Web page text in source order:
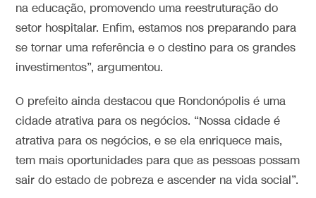
na educação, promovendo uma reestruturação do
setor hospitalar. Enfim, estamos nos preparando para
se tornar uma referência e o destino para os grandes
investimentos”, argumentou.
O prefeito ainda destacou que Rondonópolis é uma
cidade atrativa para os negócios. “Nossa cidade é
atrativa para os negócios, e se ela enriquece mais,
tem mais oportunidades para que as pessoas possam
sair do estado de pobreza e ascender na vida social”.